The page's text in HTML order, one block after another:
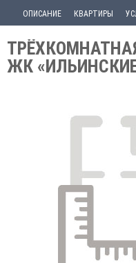
ОПИСАНИЕ КВАРТИРЫ
ЖК